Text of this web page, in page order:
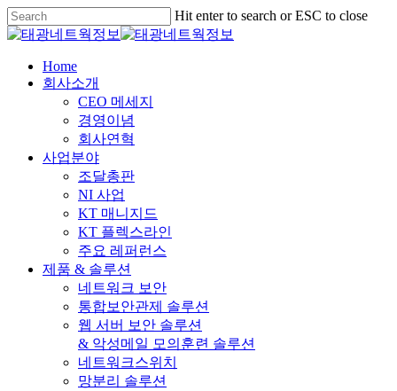
Skip
to
main
content
Hit enter to search or ESC to close
Close
Menu
Home
회사소개
CEO 메세지
경영이념
회사연혁
사업분야
조달총판
NI 사업
KT 매니지드
KT 플렉스라인
주요 레퍼런스
제품 & 솔루션
네트워크 보안
통합보안관제 솔루션
웹 서버 보안 솔루션
& 악성메일 모의훈련 솔루션
네트워크스위치
망분리 솔루션